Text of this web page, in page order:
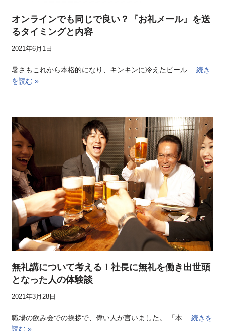
オンラインでも同じで良い？『お礼メール』を送
るタイミングと内容
2021年6月1日
暑さもこれから本格的になり、キンキンに冷えたビール…続き
を読む »
無礼講について考える！社長に無礼を働き出世頭
となった人の体験談
2021年3月28日
職場の飲み会での挨拶で、偉い人が言いました。 「本…続きを
読む »